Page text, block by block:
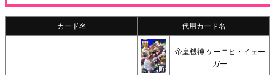
カード名 代用カード名
帝皇機神 ケーニヒ・イェー
ガー